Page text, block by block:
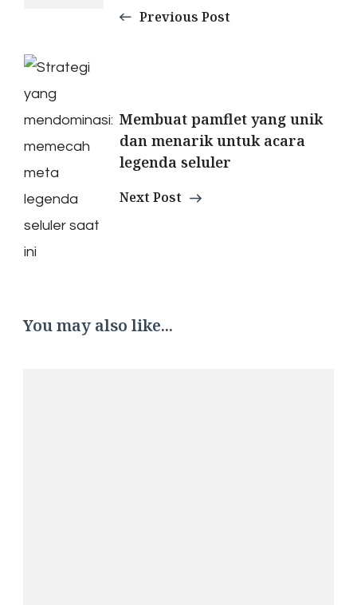
Previous Post
Membuat pamflet yang unik
dan menarik untuk acara
legenda seluler
Next Post
You may also like...